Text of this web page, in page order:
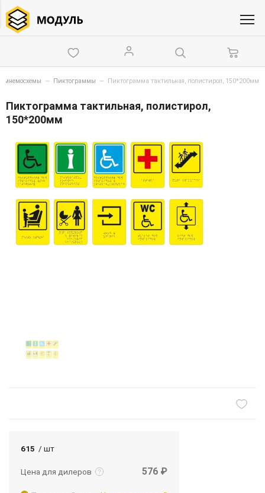
мнемосхемы — Пиктограммы — Пиктограмма тактильная, полистирол, 150*200мм
Пиктограмма тактильная, полистирол,
150*200мм
615 / шт
Цена для дилеров
Подробнее
576 ₽